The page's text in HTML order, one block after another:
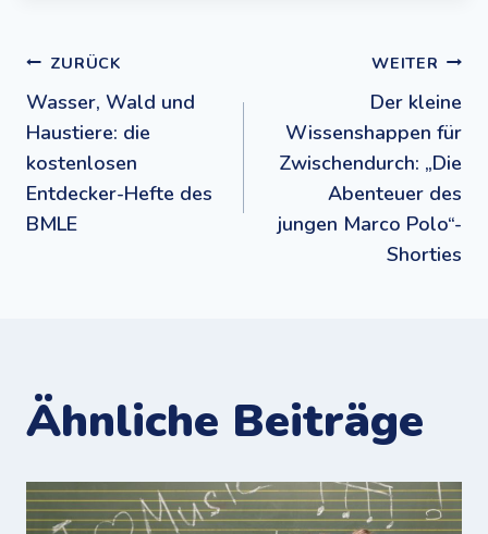
Beitragsnavigation
ZURÜCK
Wasser, Wald und
Haustiere: die
kostenlosen
Entdecker-Hefte des
BMLE
WEITER
Der kleine
Wissenshappen für
Zwischendurch: „Die
Abenteuer des
jungen Marco Polo“-
Shorties
Ähnliche Beiträge